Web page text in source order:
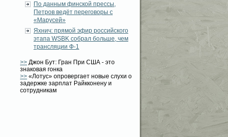
По данным финской прессы,
Петров ведёт переговоры с
«Марусей»
Яхнич: прямой эфир российского
этапа WSBK собрал больше, чем
трансляции Ф-1
>> Джон Бут: Гран При США - это
знаковая гонка
>> «Лотус» опровергает новые слухи о
задержке зарплат Райкконену и
сотрудникам